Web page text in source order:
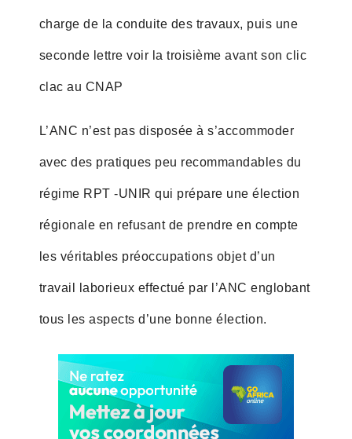
charge de la conduite des travaux, puis une
seconde lettre voir la troisième avant son clic
clac au CNAP
L’ANC n’est pas disposée à s’accommoder
avec des pratiques peu recommandables du
régime RPT -UNIR qui prépare une élection
régionale en refusant de prendre en compte
les véritables préoccupations objet d’un
travail laborieux effectué par l’ANC englobant
tous les aspects d’une bonne élection.